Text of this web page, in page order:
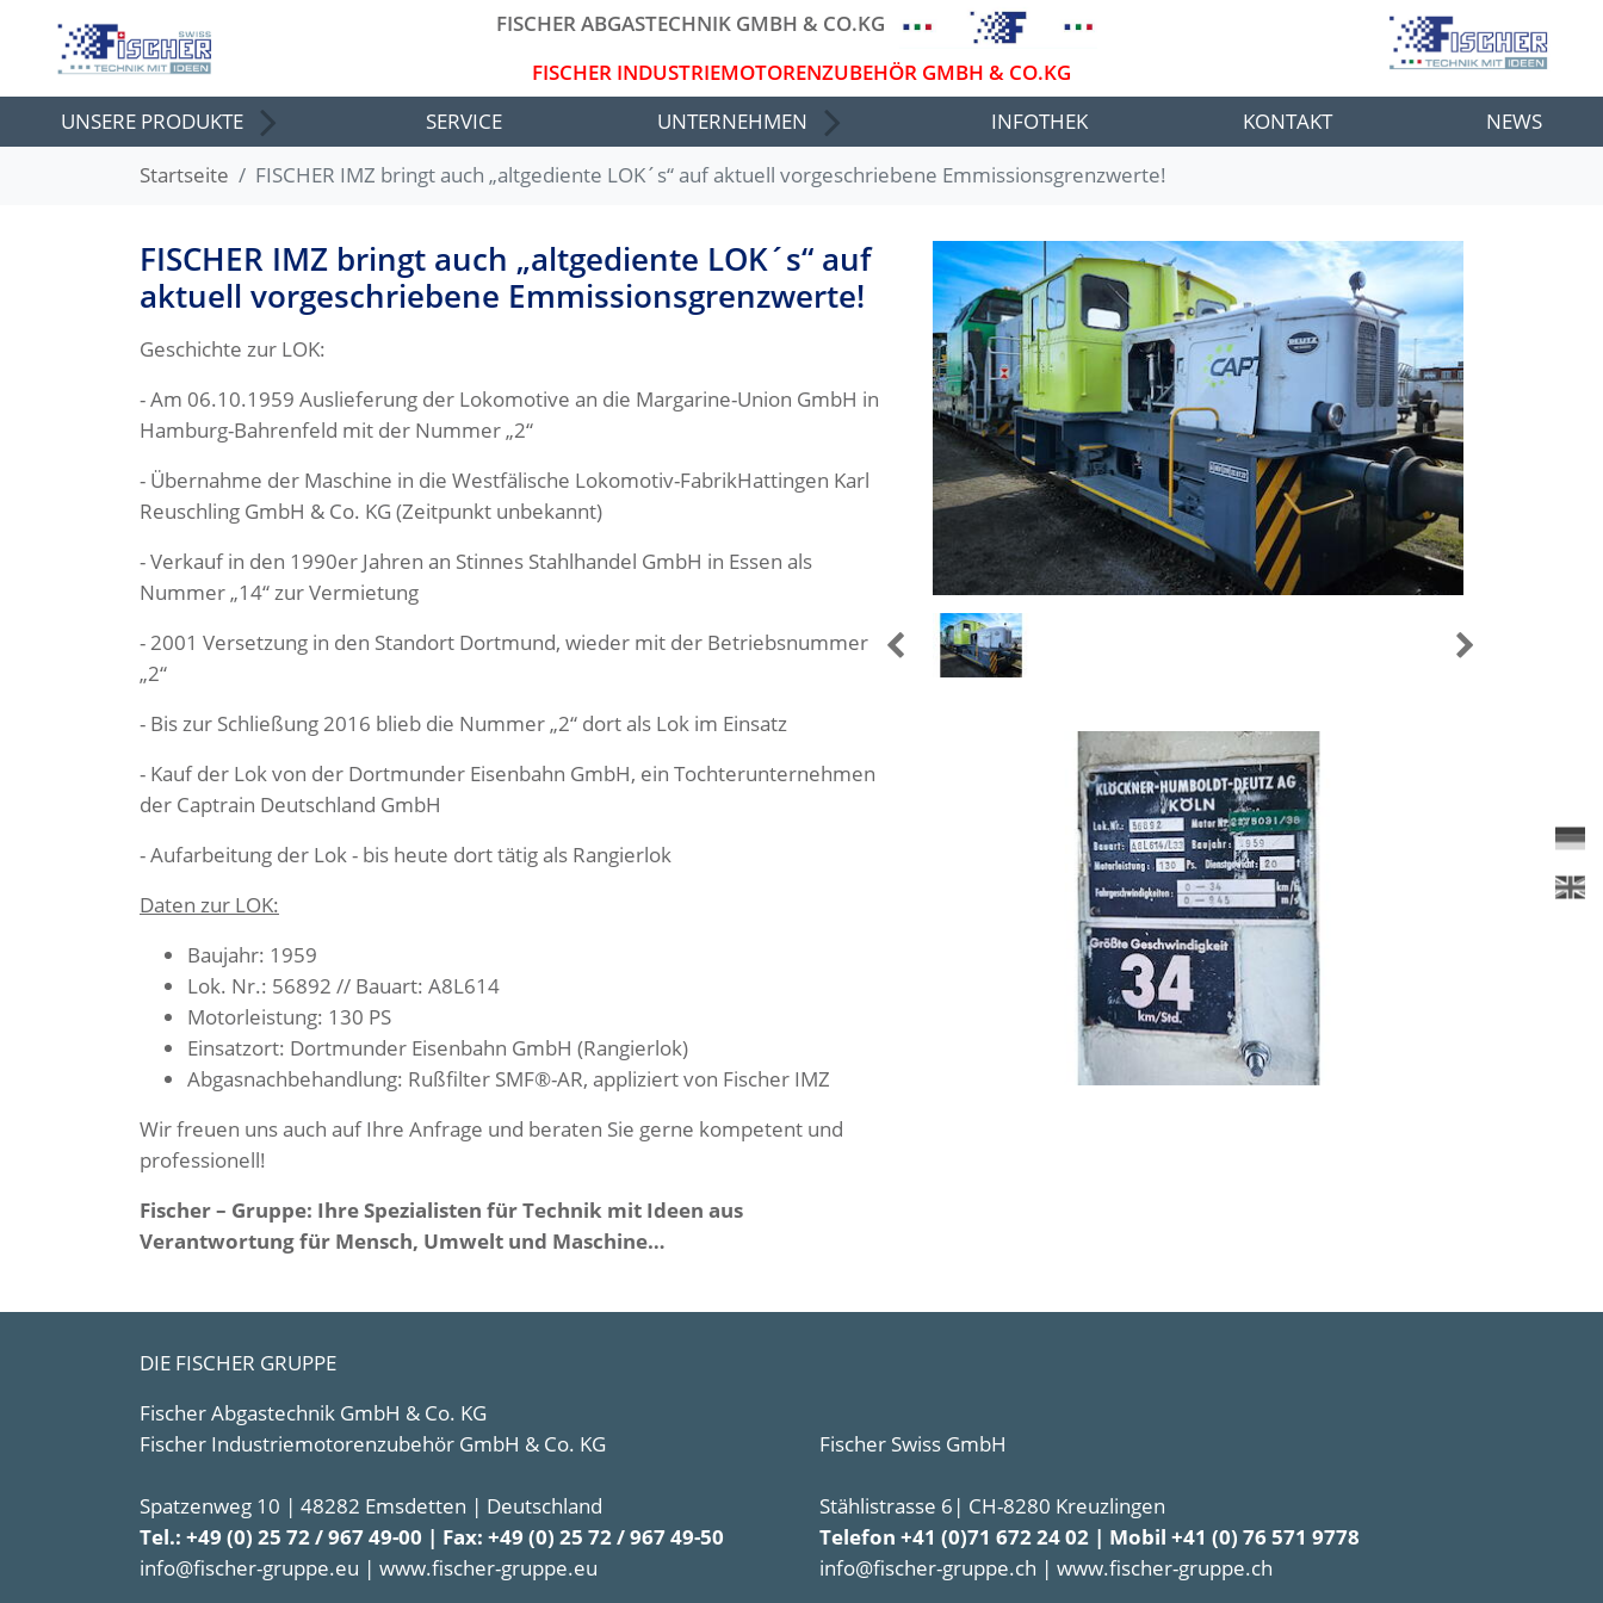
FISCHER ABGASTECHNIK GMBH & CO.KG
FISCHER INDUSTRIEMOTORENZUBEHÖR GMBH & CO.KG
UNSERE PRODUKTE
SERVICE UNTERNEHMEN INFOTHEK KONTAKT
NEWS
Startseite
FISCHER IMZ bringt auch „altgediente LOK´s“ auf aktuell vorgeschriebene Emmissionsgrenzwerte!
FISCHER IMZ bringt auch „altgediente LOK´s“ auf
aktuell vorgeschriebene Emmissionsgrenzwerte!
Geschichte zur LOK:
- Am 06.10.1959 Auslieferung der Lokomotive an die Margarine-Union GmbH in
Hamburg-Bahrenfeld mit der Nummer „2“
- Übernahme der Maschine in die Westfälische Lokomotiv-FabrikHattingen Karl
Reuschling GmbH & Co. KG (Zeitpunkt unbekannt)
- Verkauf in den 1990er Jahren an Stinnes Stahlhandel GmbH in Essen als
Nummer „14“ zur Vermietung
- 2001 Versetzung in den Standort Dortmund, wieder mit der Betriebsnummer
„2“
- Bis zur Schließung 2016 blieb die Nummer „2“ dort als Lok im Einsatz
- Kauf der Lok von der Dortmunder Eisenbahn GmbH, ein Tochterunternehmen
der Captrain Deutschland GmbH
- Aufarbeitung der Lok - bis heute dort tätig als Rangierlok
Daten zur LOK:
Baujahr: 1959
Lok. Nr.: 56892 // Bauart: A8L614
Motorleistung: 130 PS
Einsatzort: Dortmunder Eisenbahn GmbH (Rangierlok)
Abgasnachbehandlung: Rußfilter SMF®-AR, appliziert von Fischer IMZ
Wir freuen uns auch auf Ihre Anfrage und beraten Sie gerne kompetent und
professionell!
Fischer – Gruppe: Ihre Spezialisten für Technik mit Ideen aus
Verantwortung für Mensch, Umwelt und Maschine…
DIE FISCHER GRUPPE
Fischer Abgastechnik GmbH & Co. KG
Fischer Industriemotorenzubehör GmbH & Co. KG
Spatzenweg 10 | 48282 Emsdetten | Deutschland
Tel.: +49 (0) 25 72 / 967 49-00 | Fax: +49 (0) 25 72 / 967 49-50
info@fischer-gruppe.eu | www.fischer-gruppe.eu
Fischer Swiss GmbH
Stählistrasse 6| CH-8280 Kreuzlingen
Telefon +41 (0)71 672 24 02 | Mobil +41 (0) 76 571 9778
info@fischer-gruppe.ch | www.fischer-gruppe.ch